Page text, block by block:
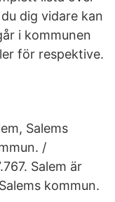
dig vidare kan
i kommunen
för respektive.
Salems
/
Salem är
kommun.